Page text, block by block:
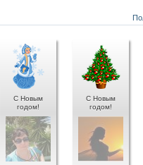
С Новым
годом!
С Новым
годом!